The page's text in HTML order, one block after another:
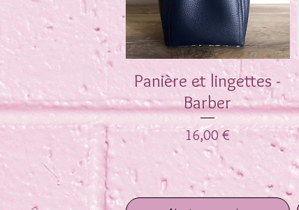
Aperçu rapide
Panière et lingettes -
Barber
Prix
16,00 €